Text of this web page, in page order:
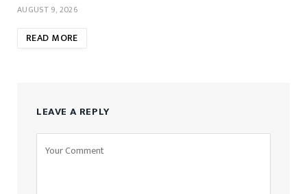
AUGUST 9, 2026
READ MORE
LEAVE A REPLY